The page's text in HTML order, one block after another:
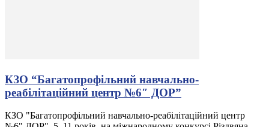
КЗО “Багатопрофільний навчально-
реабілітаційний центр №6″ ДОР”
КЗО "Багатопрофільний навчально-реабілітаційний центр